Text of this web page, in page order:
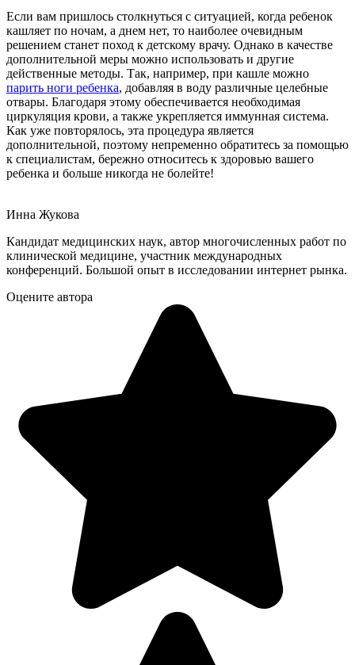
Если вам пришлось столкнуться с ситуацией, когда ребенок
кашляет по ночам, а днем нет, то наиболее очевидным
решением станет поход к детскому врачу. Однако в качестве
дополнительной меры можно использовать и другие
действенные методы. Так, например, при кашле можно
парить ноги ребенка, добавляя в воду различные целебные
отвары. Благодаря этому обеспечивается необходимая
циркуляция крови, а также укрепляется иммунная система.
Как уже повторялось, эта процедура является
дополнительной, поэтому непременно обратитесь за помощью
к специалистам, бережно относитесь к здоровью вашего
ребенка и больше никогда не болейте!
Инна Жукова
Кандидат медицинских наук, автор многочисленных работ по
клинической медицине, участник международных
конференций. Большой опыт в исследовании интернет рынка.
Оцените автора